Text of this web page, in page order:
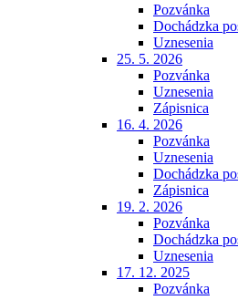
Pozvánka
Dochádzka
Uznesenia
25. 5. 2026
Pozvánka
Uznesenia
Zápisnica
16. 4. 2026
Pozvánka
Uznesenia
Dochádzka
Zápisnica
19. 2. 2026
Pozvánka
Dochádzka
Uznesenia
17. 12. 2025
Pozvánka